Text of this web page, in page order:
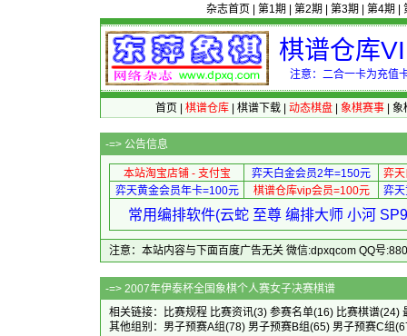
杂志首页 第1期 第2期 第3期 第4期
棋谱仓库
注意：二合一卡为充值
首页 棋谱仓库| 棋谱下载| 动态棋盘| 象棋赛事| 象
-=> 公告信息
本站淘宝店铺 - 支付宝 弈天白金会员2年=150元
弈
弈天黄金会员年卡=100元
棋谱仓库vip会员=100元 弈
常用编排软件(云蛇 至尊 编排大师 小河
注意：本站内容与下面百度广告无关 微信:dpxqcom QQ号
-=> 2007年伊泰杯全国象
相关链接：
比赛规程 比赛资讯(3) 参赛名单(16) 比赛棋谱(24)
其他组别： 男子预赛A组(78) 男子预赛B组(65) 男子预赛C组